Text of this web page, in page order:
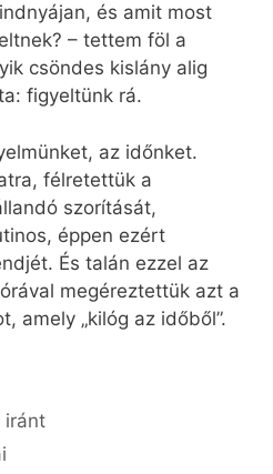
és amit most
– tettem föl a
csöndes kislány alig
figyeltünk rá.
az időnket.
félretettük a
szorítását,
éppen ezért
És talán ezzel az
megéreztettük azt a
amely „kilóg az időből”.
iránt